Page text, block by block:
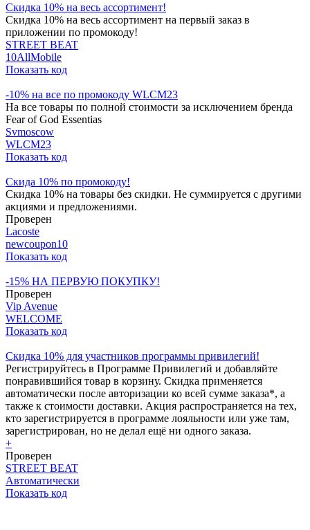
Скидка 10% на весь ассортимент!
Скидка 10% на весь ассортимент на первый заказ в
приложении по промокоду!
STREET BEAT
10AllMobile
Показать код
-10% на все по промокоду WLCM23
На все товары по полной стоимости за исключением бренда
Fear of God Essentias
Svmoscow
WLCM23
Показать код
Скида 10% по промокоду!
Скидка 10% на товары без скидки. Не суммируется с другими
акциями и предложениями.
Проверен
Lacoste
newcoupon10
Показать код
-15% НА ПЕРВУЮ ПОКУПКУ!
Проверен
Vip Avenue
WELCOME
Показать код
Скидка 10% для участников программы привилегий!
Регистрируйтесь в Программе Привилегий и добавляйте
понравившийся товар в корзину. Скидка применяется
автоматически после авторизации ко всей сумме заказа*, а
также к стоимости доставки. Акция распространяется на тех,
кто зарегистрируется в программе лояльности или уже там,
зарегистрирован, но не делал ещё ни одного заказа.
+
Проверен
STREET BEAT
Автоматически
Показать код